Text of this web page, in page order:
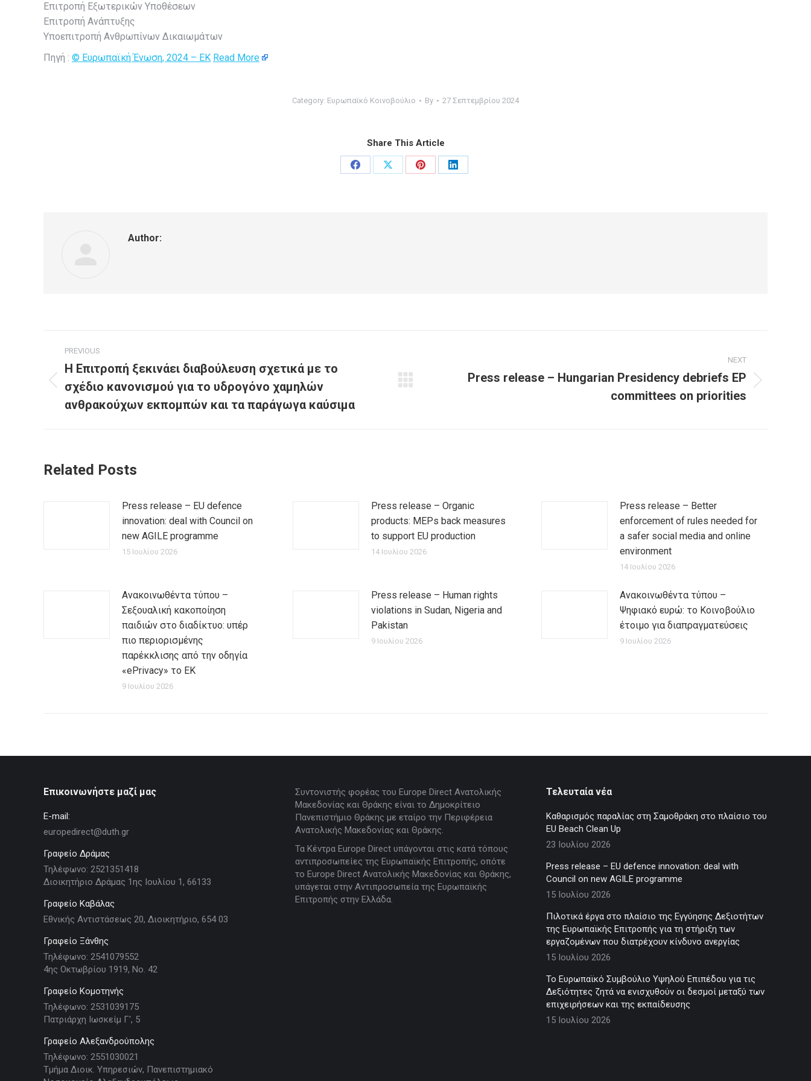
Επιτροπή Εξωτερικών Υποθέσεων
Επιτροπή Ανάπτυξης
Υποεπιτροπή Ανθρωπίνων Δικαιωμάτων
Πηγή : © Ευρωπαϊκή Ένωση, 2024 – EK Read More
Category: Ευρωπαϊκό Κοινοβούλιο By 27 Σεπτεμβρίου 2024
Share This Article
Share
Share
Share
Share
Author:
Post
navigation
PREVIOUS
Previous
post:
Η Επιτροπή ξεκινάει διαβούλευση σχετικά με το
σχέδιο κανονισμού για το υδρογόνο χαμηλών
ανθρακούχων εκπομπών και τα παράγωγα καύσιμα
NEXT
Press release – Hungarian Presidency debriefs EP
committees on priorities
Related Posts
Press release – EU defence
innovation: deal with Council on
new AGILE programme
15 Ιουλίου 2026
Press release – Organic
products: MEPs back measures
to support EU production
14 Ιουλίου 2026
Press release – Better
enforcement of rules needed for
a safer social media and online
environment
14 Ιουλίου 2026
Ανακοινωθέντα τύπου –
Σεξουαλική κακοποίηση
παιδιών στο διαδίκτυο: υπέρ
πιο περιορισμένης
παρέκκλισης από την οδηγία
«ePrivacy» το ΕΚ
9 Ιουλίου 2026
Press release – Human rights
violations in Sudan, Nigeria and
Pakistan
9 Ιουλίου 2026
Ανακοινωθέντα τύπου –
Ψηφιακό ευρώ: το Κοινοβούλιο
έτοιμο για διαπραγματεύσεις
9 Ιουλίου 2026
Επικοινωνήστε μαζί μας
E-mail:
europedirect@duth.gr
Γραφείο Δράμας
Τηλέφωνο: 2521351418
Διοικητήριο Δράμας 1ης Ιουλίου 1, 66133
Γραφείο Καβάλας
Εθνικής Αντιστάσεως 20, Διοικητήριο, 654 03
Γραφείο Ξάνθης
Τηλέφωνο: 2541079552
4ης Οκτωβρίου 1919, Νο. 42
Γραφείο Κομοτηνής
Τηλέφωνο: 2531039175
Πατριάρχη Ιωσκείμ Γ', 5
Γραφείο Αλεξανδρούπολης
Τηλέφωνο: 2551030021
Τμήμα Διοικ. Υπηρεσιών, Πανεπιστημιακό
Συντονιστής φορέας του Europe Direct Ανατολικής
Μακεδονίας και Θράκης είναι το Δημοκρίτειο
Πανεπιστήμιο Θράκης με εταίρο την Περιφέρεια
Ανατολικής Μακεδονίας και Θράκης.
Τα Κέντρα Europe Direct υπάγονται στις κατά τόπους
αντιπροσωπείες της Ευρωπαϊκής Επιτροπής, οπότε
το Europe Direct Ανατολικής Μακεδονίας και Θράκης,
υπάγεται στην Αντιπροσωπεία της Ευρωπαϊκής
Επιτροπής στην Ελλάδα.
Τελευταία νέα
Καθαρισμός παραλίας στη Σαμοθράκη στο πλαίσιο του
EU Beach Clean Up
23 Ιουλίου 2026
Press release – EU defence innovation: deal with
Council on new AGILE programme
15 Ιουλίου 2026
Πιλοτικά έργα στο πλαίσιο της Εγγύησης Δεξιοτήτων
της Ευρωπαϊκής Επιτροπής για τη στήριξη των
εργαζομένων που διατρέχουν κίνδυνο ανεργίας
15 Ιουλίου 2026
Το Ευρωπαϊκό Συμβούλιο Υψηλού Επιπέδου για τις
Δεξιότητες ζητά να ενισχυθούν οι δεσμοί μεταξύ των
επιχειρήσεων και της εκπαίδευσης
15 Ιουλίου 2026